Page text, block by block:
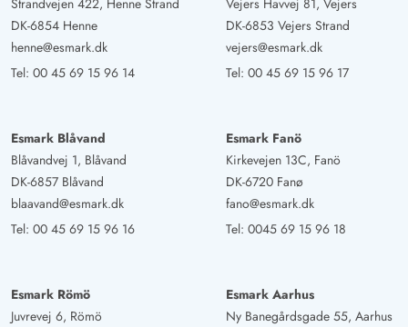
DK-6854 Henne
henne@esmark.dk
Tel: 00 45 69 15 96 14
DK-6853 Vejers Strand
vejers@esmark.dk
Tel: 00 45 69 15 96 17
Esmark Blåvand
Blåvandvej 1, Blåvand
DK-6857 Blåvand
blaavand@esmark.dk
Tel: 00 45 69 15 96 16
Esmark Fanö
Kirkevejen 13C, Fanö
DK-6720 Fanø
fano@esmark.dk
Tel: 0045 69 15 96 18
Esmark Römö
Juvrevej 6, Römö
Esmark Aarhus
Ny Banegårdsgade 55, Aarhus